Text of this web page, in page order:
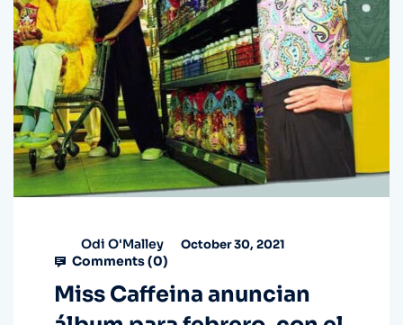
Odi O'Malley October 30, 2021
Comments (0)
Miss Caffeina anuncian